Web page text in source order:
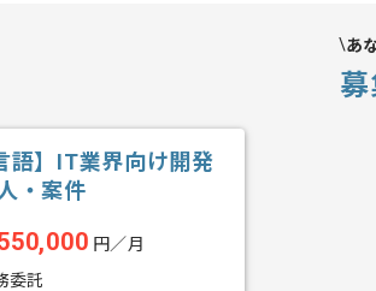
あ
語】IT業界向け開発
・案件
円／月
委託